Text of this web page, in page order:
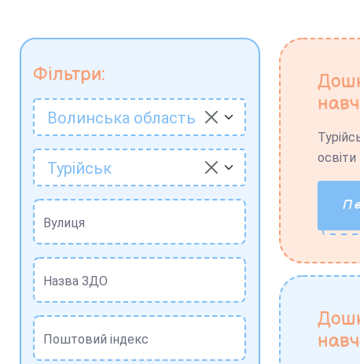
Фільтри:
Волинська область
Турійськ
Вулиця
Назва ЗДО
Поштовий індекс